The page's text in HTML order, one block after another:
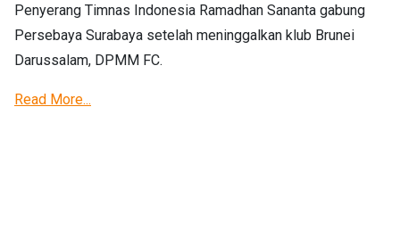
Penyerang Timnas Indonesia Ramadhan Sananta gabung
Persebaya Surabaya setelah meninggalkan klub Brunei
Darussalam, DPMM FC.
Read More...